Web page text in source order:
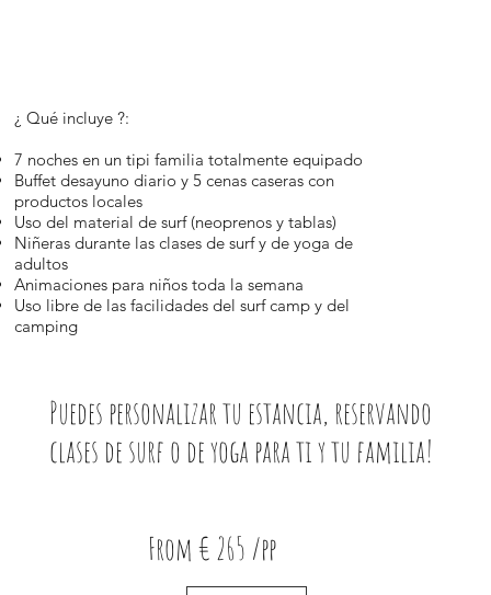
¿ Qué incluye ?:
7 noches en un tipi familia totalmente equipado
Buffet desayuno diario y 5 cenas caseras con
productos locales
Uso del material de surf (neoprenos y tablas)
Niñeras durante las clases de surf y de yoga de
adultos
Animaciones para niños toda la semana
Uso libre de las facilidades del surf camp y del
camping
Puedes personalizar tu estancia, reservando
clases de surf o de yoga para ti y tu familia!
From € 265 /pp